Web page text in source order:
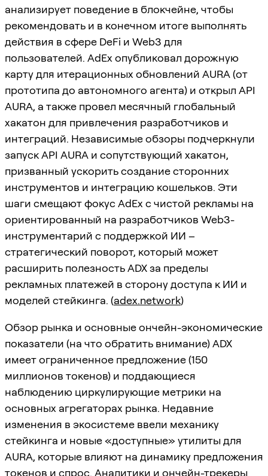
анализирует поведение в блокчейне, чтобы
рекомендовать и в конечном итоге выполнять
действия в сфере DeFi и Web3 для
пользователей. AdEx опубликовал дорожную
карту для итерационных обновлений AURA (от
прототипа до автономного агента) и открыл API
AURA, а также провел месячный глобальный
хакатон для привлечения разработчиков и
интеграций. Независимые обзоры подчеркнули
запуск API AURA и сопутствующий хакатон,
призванный ускорить создание сторонних
инструментов и интеграцию кошельков. Эти
шаги смещают фокус AdEx с чистой рекламы на
ориентированный на разработчиков Web3-
инструментарий с поддержкой ИИ –
стратегический поворот, который может
расширить полезность ADX за пределы
рекламных платежей в сторону доступа к ИИ и
моделей стейкинга. (adex.network)
Обзор рынка и основные ончейн-экономические
показатели (на что обратить внимание) ADX
имеет ограниченное предложение (150
миллионов токенов) и поддающиеся
наблюдению циркулирующие метрики на
основных агрегаторах рынка. Недавние
изменения в экосистеме ввели механику
стейкинга и новые «доступные» утилиты для
AURA, которые влияют на динамику предложения
токенов и спрос. Аналитики и ончейн-трекеры